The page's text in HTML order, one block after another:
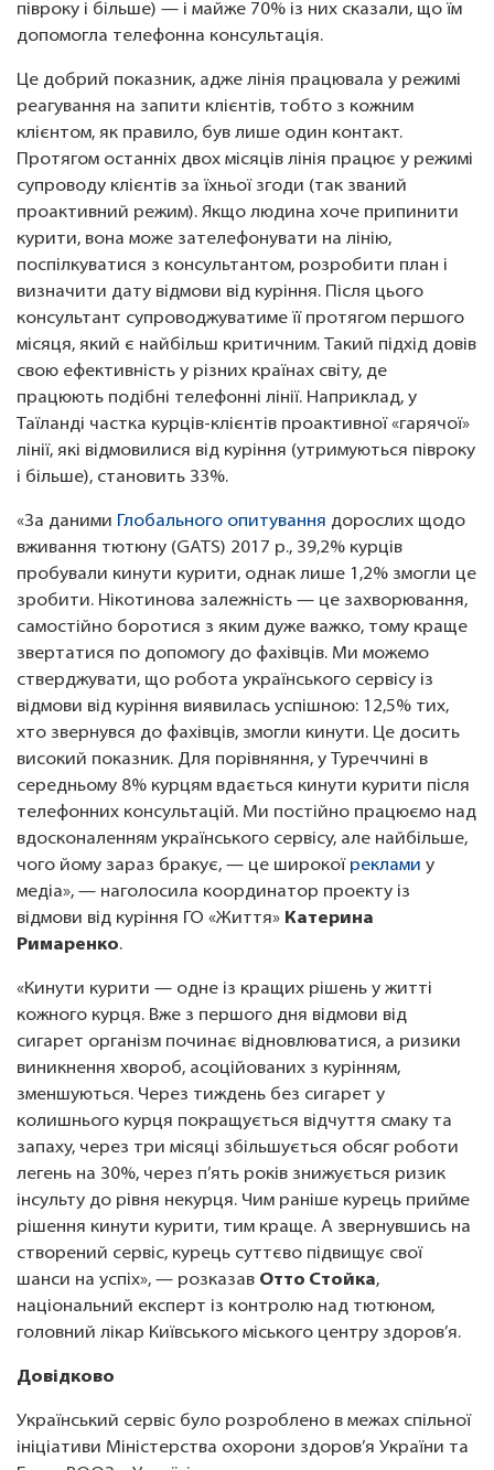
півроку і більше) — і майже 70% із них сказали, що їм
допомогла телефонна консультація.
Це добрий показник, адже лінія працювала у режимі
реагування на запити клієнтів, тобто з кожним
клієнтом, як правило, був лише один контакт.
Протягом останніх двох місяців лінія працює у режимі
супроводу клієнтів за їхньої згоди (так званий
проактивний режим). Якщо людина хоче припинити
курити, вона може зателефонувати на лінію,
поспілкуватися з консультантом, розробити план і
визначити дату відмови від куріння. Після цього
консультант супроводжуватиме її протягом першого
місяця, який є найбільш критичним. Такий підхід довів
свою ефективність у різних країнах світу, де
працюють подібні телефонні лінії. Наприклад, у
Таїланді частка курців-клієнтів проактивної «гарячої»
лінії, які відмовилися від куріння (утримуються півроку
і більше), становить 33%.
«За даними Глобального опитування дорослих щодо
вживання тютюну (GATS) 2017 р., 39,2% курців
пробували кинути курити, однак лише 1,2% змогли це
зробити. Нікотинова залежність — це захворювання,
самостійно боротися з яким дуже важко, тому краще
звертатися по допомогу до фахівців. Ми можемо
стверджувати, що робота українського сервісу із
відмови від куріння виявилась успішною: 12,5% тих,
хто звернувся до фахівців, змогли кинути. Це досить
високий показник. Для порівняння, у Туреччині в
середньому 8% курцям вдається кинути курити після
телефонних консультацій. Ми постійно працюємо над
вдосконаленням українського сервісу, але найбільше,
чого йому зараз бракує, — це широкої реклами у
медіа», — наголосила координатор проекту із
відмови від куріння ГО «Життя» Катерина
Римаренко.
«Кинути курити — одне із кращих рішень у житті
кожного курця. Вже з першого дня відмови від
сигарет організм починає відновлюватися, а ризики
виникнення хвороб, асоційованих з курінням,
зменшуються. Через тиждень без сигарет у
колишнього курця покращується відчуття смаку та
запаху, через три місяці збільшується обсяг роботи
легень на 30%, через п’ять років знижується ризик
інсульту до рівня некурця. Чим раніше курець прийме
рішення кинути курити, тим краще. А звернувшись на
створений сервіс, курець суттєво підвищує свої
шанси на успіх», — розказав Отто Стойка,
національний експерт із контролю над тютюном,
головний лікар Київського міського центру здоров’я.
Довідково
Український сервіс було розроблено в межах спільної
ініціативи Міністерства охорони здоров’я України та